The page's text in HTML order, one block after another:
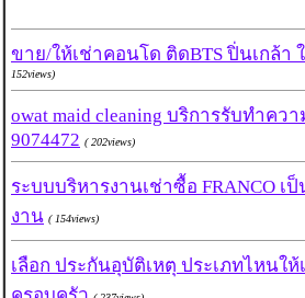
ขาย/ให้เช่าคอนโด ติดBTS ปิ่นเกล้า
152views)
owat maid cleaning บริการรับทำคว
9074472 ( 202views)
ระบบบริหารงานเช่าซื้อ FRANCO เ
งาน ( 154views)
เลือก ประกันอุบัติเหตุ ประเภทไหนใ